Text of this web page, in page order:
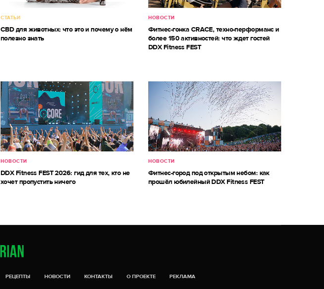
СТАТЬИ
CBD для животных: что это и почему о нём
полезно знать
НОВОСТИ
Фитнес-гонка CRACE, техно-перформанс и
более 150 активностей: что ждет гостей
DDX Fitness FEST
НОВОСТИ
DDX Fitness FEST 2026: гид для тех, кто не
хочет пропустить ничего
НОВОСТИ
Фитнес-город под открытым небом: как
прошёл юбилейный DDX Fitness FEST
РЕЦЕПТЫ НОВОСТИ КОНТАКТЫ О ПРОЕКТЕ РЕКЛАМА